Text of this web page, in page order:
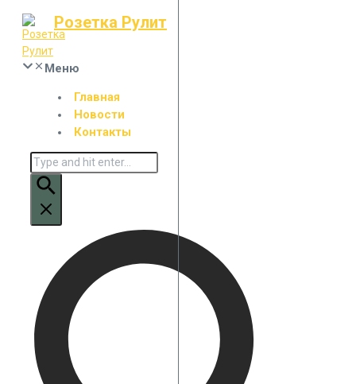
Розетка Рулит
Меню
Главная
Новости
Контакты
Искать: